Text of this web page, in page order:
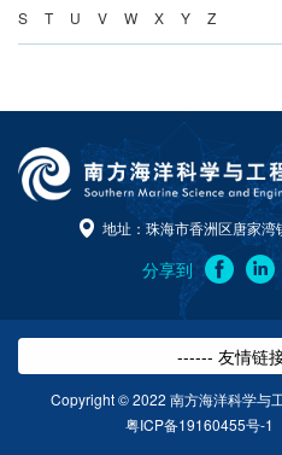
海洋可持续发展
S
T U V W X Y Z
地址：珠海市香洲区唐家
分享到
------ 友情链
Copyright © 2022 南方海洋科学与
粤ICP备19160455号-1